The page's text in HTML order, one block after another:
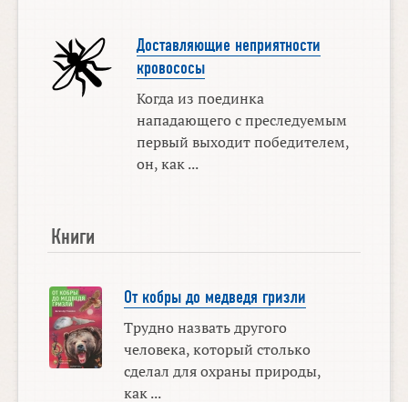
Доставляющие неприятности
кровососы
Когда из поединка
нападающего с преследуемым
первый выходит победителем,
он, как ...
Книги
От кобры до медведя гризли
Трудно назвать другого
человека, который столько
сделал для охраны природы,
как ...